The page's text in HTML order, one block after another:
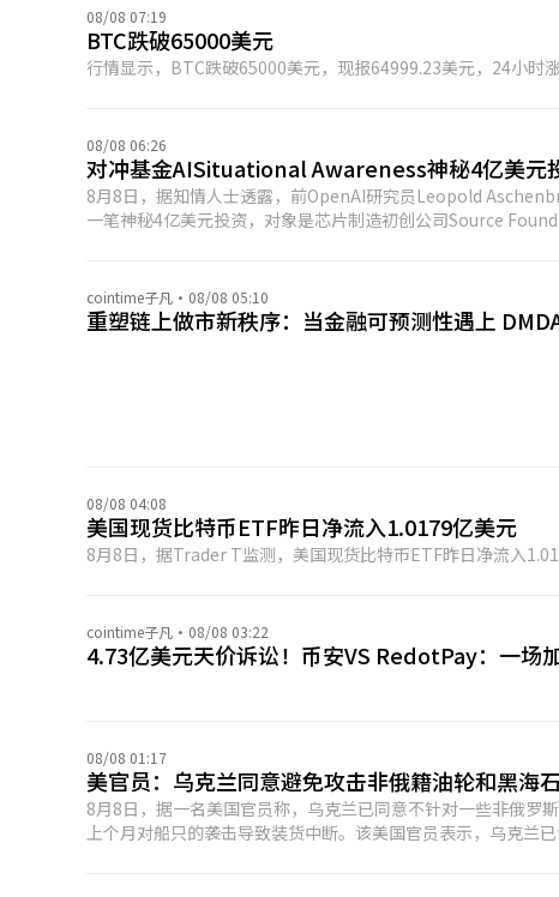
08/08 07:19
BTC跌破65000美元
行情显示，BTC跌破65000美元，现报64999.23美元，24小时
08/08 06:26
对冲基金AISituational Awareness神秘4亿美
8月8日，据知情人士透露，前OpenAI研究员Leopold
一笔神秘4亿美元投资，对象是芯片制造初创公司Source
cointime子凡 · 08/08 05:10
重塑链上做市新秩序：当金融可预测性遇上
08/08 04:08
美国现货比特币ETF昨日净流入1.0179亿美元
8月8日，据Trader T监测，美国现货比特币ETF昨日净流入
cointime子凡 · 08/08 03:22
4.73亿美元天价诉讼！币安VS RedotPay：一场
08/08 01:17
美官员：乌克兰同意避免攻击非俄籍油轮和黑海
8月8日，据一名美国官员称，乌克兰已同意不针对一些非俄罗
上个月对船只的袭击导致装货中断。该美国官员表示，乌克兰